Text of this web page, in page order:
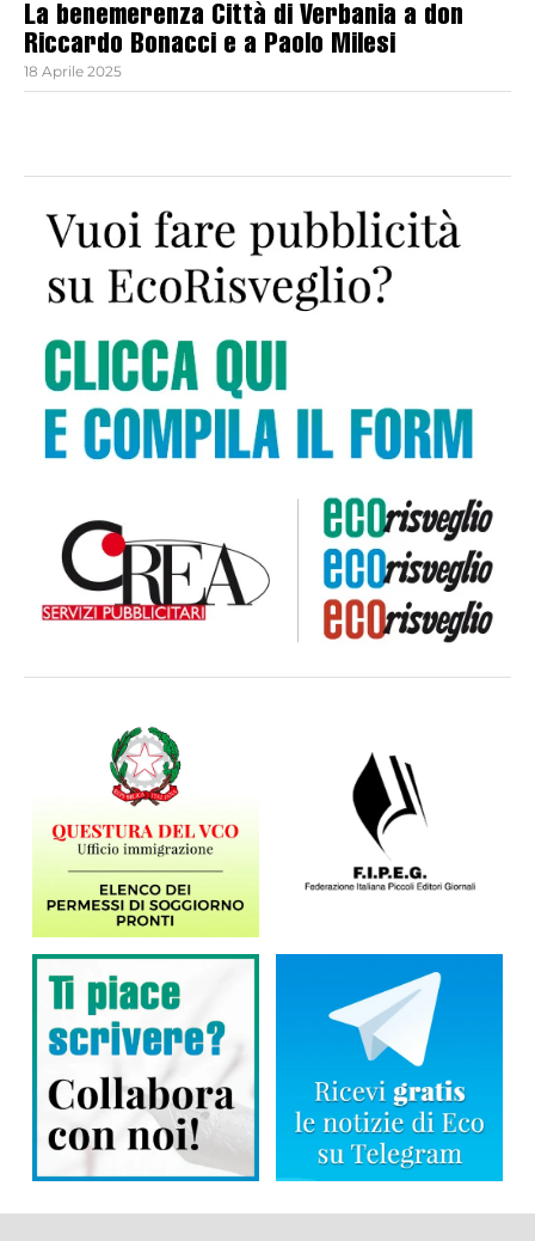
La benemerenza Città di Verbania a don
Riccardo Bonacci e a Paolo Milesi
18 Aprile 2025